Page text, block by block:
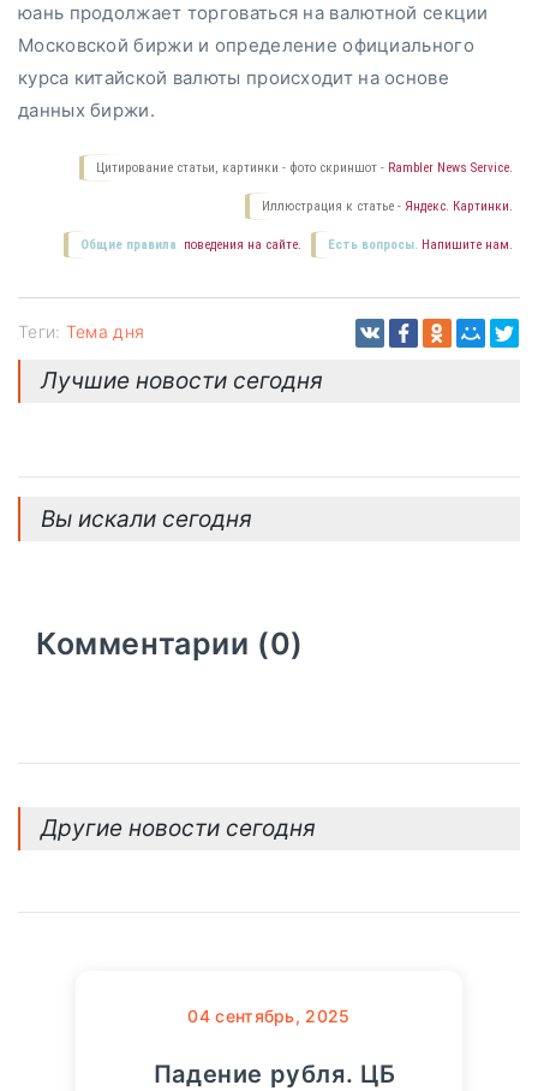
юань продолжает торговаться на валютной секции
Московской биржи и определение официального
курса китайской валюты происходит на основе
данных биржи.
Цитирование статьи, картинки - фото скриншот - Rambler News Service.
Иллюстрация к статье - Яндекс. Картинки.
Есть вопросы. Напишите нам.
Общие правила поведения на сайте.
Теги: Тема дня
Лучшие новости сегодня
Вы искали сегодня
Комментарии (0)
Другие новости сегодня
04 сентябрь, 2025
Падение рубля. ЦБ